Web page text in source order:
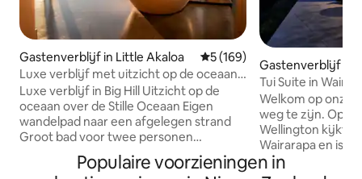
Gastenverblijf in Little Akaloa Gemiddelde beoordeling
5 (169)
Luxe verblijf met uitzicht op de oceaan |
Privéstrand
Luxe verblijf in Big Hill Uitzicht op de
oceaan over de Stille Oceaan Eigen
wandelpad naar een afgelegen strand
Groot bad voor twee personen
Romantisch toevluchtsoord alleen voor
volwassenen 90 minuten van
Gastenverblijf in
ake
Tui Suite in
Welkom op onze
weg te zijn. Op slechts 60 minuten van
Wellington kijkt je
Wairarapa en is
landbouwgrond,
meer en biedt je
Populaire voorzieningen in